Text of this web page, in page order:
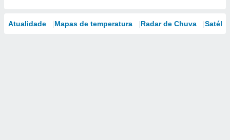
Atualidade Mapas de temperatura Radar de Chuva